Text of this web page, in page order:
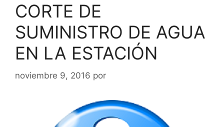
CORTE DE
SUMINISTRO DE AGUA
EN LA ESTACIÓN
noviembre 9, 2016 por